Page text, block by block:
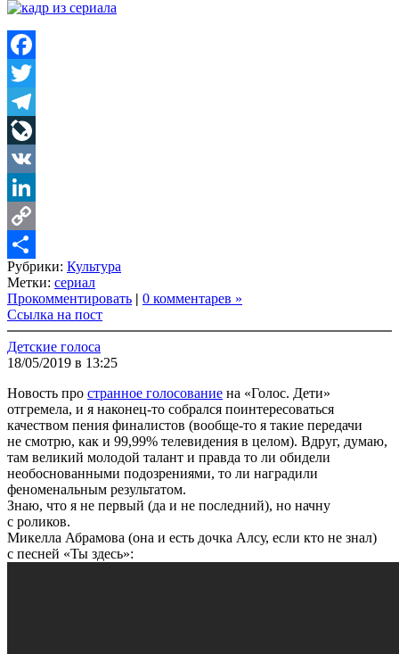
Facebook
Twitter
Telegram
LiveJournal
VK
LinkedIn
Copy
Link
Share
Рубрики: Культура
Метки: сериал
Прокомментировать | 0 комментарев »
Ссылка на пост
Детские голоса
18/05/2019 в 13:25
Новость про странное голосование на «Голос. Дети»
отгремела, и я наконец-то собрался поинтересоваться
качеством пения финалистов (вообще-то я такие передачи
не смотрю, как и 99,99% телевидения в целом). Вдруг, думаю,
там великий молодой талант и правда то ли обидели
необоснованными подозрениями, то ли наградили
феноменальным результатом.
Знаю, что я не первый (да и не последний), но начну
с роликов.
Микелла Абрамова (она и есть дочка Алсу, если кто не знал)
с песней «Ты здесь»: